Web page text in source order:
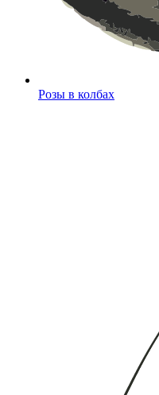
Розы в колбах